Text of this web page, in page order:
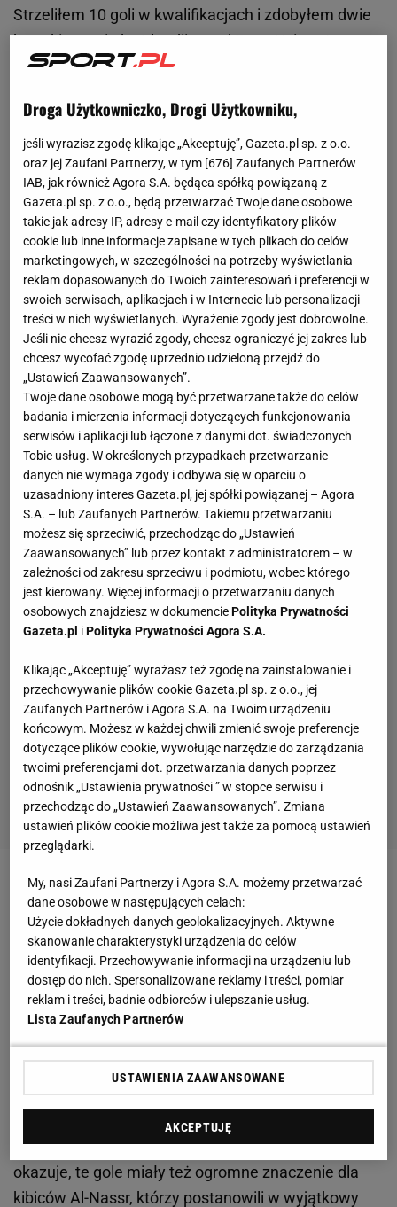
Strzeliłem 10 goli w kwalifikacjach i zdobyłem dwie
bramki przeciwko Irlandii przedEuro. Uciszę te
słowa krytyki - zapowiadał kilkanaście dni temu
powinien zrezygnować już z gry dla kadry, a wkrótce
i ze sportowej kariery. Portugalczyk jednak nie ma
zamiaru spełniać ich oczekiwań. Wciąż znajduje się
w znakomitej formie, co udowodnił m.in. podczas
wrześniowego zgrupowania.
Zobacz wideoModer nie ma żadnych wątpliwości:
To legenda! Jeden z najlepszych w historii
Wówczas dwukrotnie wpisał się na listę strzelców i
to głównie dzięki jego trafieniom reprezentacja
odniosła dwa zwycięstwa w Lidze Narodów. Co
więcej, w meczu z Chorwacją (2:1) osiągnął
magiczną barierę 900 goli w karierze, a w spotkaniu
ze Szkocją (2:1) ją przekroczył.Te dwie bramki miały
ogromne znaczenie dla Ronaldo, który nie potrafił
zapanować nad emocjami na murawie. I jak się
okazuje, te gole miały też ogromne znaczenie dla
kibiców Al-Nassr, którzy postanowili w wyjątkowy
Droga Użytkowniczko, Drogi Użytkowniku,
jeśli wyrazisz zgodę klikając „Akceptuję”, Gazeta.pl sp. z o.o.
oraz jej Zaufani Partnerzy, w tym [676] Zaufanych Partnerów
IAB, jak również Agora S.A. będąca spółką powiązaną z
Gazeta.pl sp. z o.o., będą przetwarzać Twoje dane osobowe
takie jak adresy IP, adresy e-mail czy identyfikatory plików
cookie lub inne informacje zapisane w tych plikach do celów
marketingowych, w szczególności na potrzeby wyświetlania
reklam dopasowanych do Twoich zainteresowań i preferencji w
swoich serwisach, aplikacjach i w Internecie lub personalizacji
treści w nich wyświetlanych. Wyrażenie zgody jest dobrowolne.
Jeśli nie chcesz wyrazić zgody, chcesz ograniczyć jej zakres lub
chcesz wycofać zgodę uprzednio udzieloną przejdź do
„Ustawień Zaawansowanych”.
Twoje dane osobowe mogą być przetwarzane także do celów
badania i mierzenia informacji dotyczących funkcjonowania
serwisów i aplikacji lub łączone z danymi dot. świadczonych
Tobie usług. W określonych przypadkach przetwarzanie
danych nie wymaga zgody i odbywa się w oparciu o
uzasadniony interes Gazeta.pl, jej spółki powiązanej – Agora
S.A. – lub Zaufanych Partnerów. Takiemu przetwarzaniu
możesz się sprzeciwić, przechodząc do „Ustawień
Zaawansowanych” lub przez kontakt z administratorem – w
zależności od zakresu sprzeciwu i podmiotu, wobec którego
jest kierowany. Więcej informacji o przetwarzaniu danych
osobowych znajdziesz w dokumenciePolityka Prywatności
Gazeta.pl iPolityka Prywatności Agora S.A.
Klikając „Akceptuję” wyrażasz też zgodę na zainstalowanie i
przechowywanie plików cookie Gazeta.pl sp. z o.o., jej
Zaufanych Partnerów i Agora S.A. na Twoim urządzeniu
końcowym. Możesz w każdej chwili zmienić swoje preferencje
dotyczące plików cookie, wywołując narzędzie do zarządzania
twoimi preferencjami dot. przetwarzania danych poprzez
odnośnik „Ustawienia prywatności ” w stopce serwisu i
przechodząc do „Ustawień Zaawansowanych”. Zmiana
ustawień plików cookie możliwa jest także za pomocą ustawień
przeglądarki.
My, nasi Zaufani Partnerzy i Agora S.A. możemy przetwarzać
dane osobowe w następujących celach:
Użycie dokładnych danych geolokalizacyjnych. Aktywne
skanowanie charakterystyki urządzenia do celów
identyfikacji. Przechowywanie informacji na urządzeniu lub
dostęp do nich. Spersonalizowane reklamy i treści, pomiar
reklam i treści, badnie odbiorców i ulepszanie usług.
Lista Zaufanych Partnerów
USTAWIENIA ZAAWANSOWANE
AKCEPTUJĘ